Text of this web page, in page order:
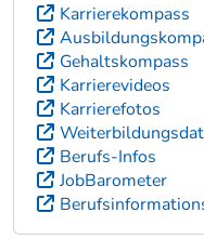
Karrierekompass
Gehaltskompass
Karrierevideos
Karrierefotos
Berufs-Infos
JobBarometer